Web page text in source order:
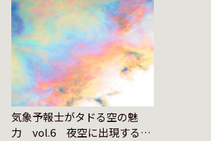
気象予報士がタドる空の魅
力 vol.6 夜空に出現する光